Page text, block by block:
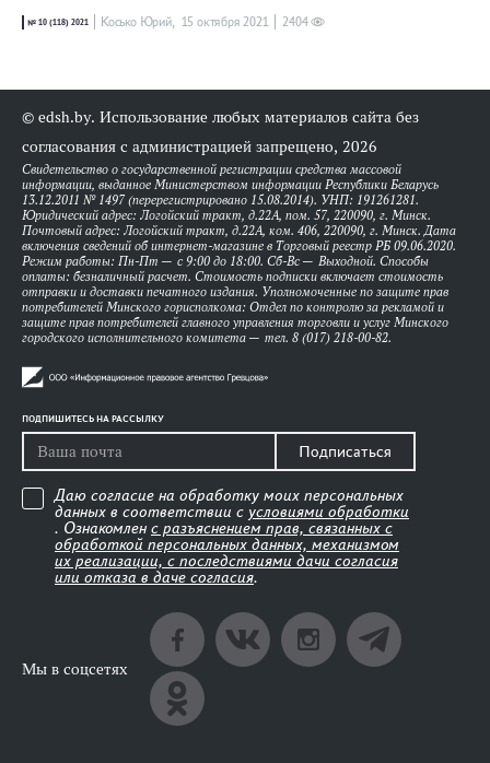
№ 10 (118) 2021 Косько Юрий, 15 октября 2021 2404
© edsh.by. Использование любых материалов сайта без
согласования с администрацией запрещено, 2026
Свидетельство о государственной регистрации средства массовой
информации, выданное Министерством информации Республики Беларусь
13.12.2011 № 1497 (перерегистрировано 15.08.2014). УНП: 191261281.
Юридический адрес: Логойский тракт, д.22А, пом. 57, 220090, г. Минск.
Почтовый адрес: Логойский тракт, д.22А, ком. 406, 220090, г. Минск. Дата
включения сведений об интернет-магазине в Торговый реестр РБ 09.06.2020.
Режим работы: Пн-Пт — с 9:00 до 18:00. Сб-Вс — Выходной. Способы
оплаты: безналичный расчет. Стоимость подписки включает стоимость
отправки и доставки печатного издания. Уполномоченные по защите прав
потребителей Минского горисполкома: Отдел по контролю за рекламой и
защите прав потребителей главного управления торговли и услуг Минского
городского исполнительного комитета — тел. 8 (017) 218-00-82.
ПОДПИШИТЕСЬ НА РАССЫЛКУ
Подписаться
Даю согласие на обработку моих персональных
данных в соответствии с условиями обработки
. Ознакомлен с разъяснением прав, связанных с
обработкой персональных данных, механизмом
их реализации, с последствиями дачи согласия
или отказа в даче согласия.
Мы в соцсетях